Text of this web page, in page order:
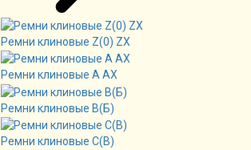
Ремни клиновые Z(0) ZX
Ремни клиновые А AX
Ремни клиновые В(Б)
Ремни клиновые C(B)